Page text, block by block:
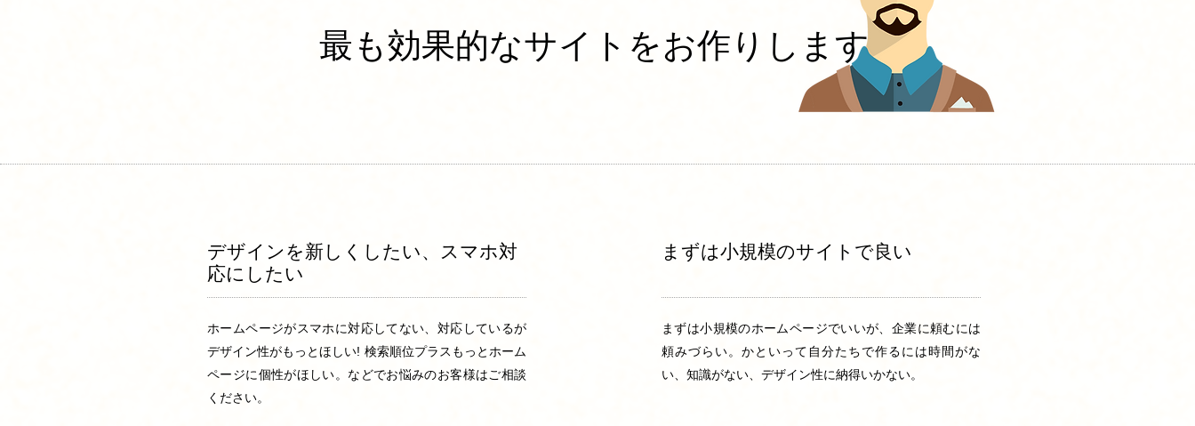
最も効果的なサイトをお作りします
デザインを新しくしたい​、スマホ対
応にしたい
ホームページがスマホに対応してない、対応しているが
デザイン性がもっとほしい! 検索順位プラスもっとホーム
ページに個性がほしい。などでお悩みのお客様はご相談
ください。
まずは小規模のサイトで良い
まずは小規模のホームページでいいが、企業に頼むには
頼みづらい。かといって自分たちで作るには時間がな
い、知識がない、デザイン性に納得いかない。